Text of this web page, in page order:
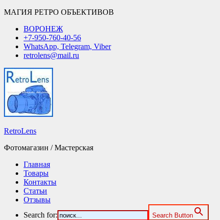
МАГИЯ РЕТРО ОБЪЕКТИВОВ
ВОРОНЕЖ
+7-950-760-40-56
WhatsApp, Telegram, Viber
retrolens@mail.ru
RetroLens
Фотомагазин / Мастерская
Главная
Товары
Контакты
Статьи
Отзывы
Search for:
Search Button